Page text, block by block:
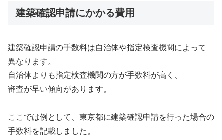
建築確認申請にかかる費用
建築確認申請の手数料は自治体や指定検査機関によって
異なります。
自治体よりも指定検査機関の方が手数料が高く、
審査が早い傾向があります。
ここでは例として、東京都に建築確認申請を行った場合の
手数料を記載しました。